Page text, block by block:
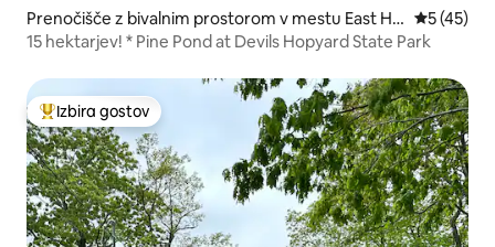
Prenočišče z bivalnim prostorom v mestu East Ha
ddam
5 (45)
15 hektarjev! * Pine Pond at Devils Hopyard State Park
Najbolj priljubljena prenočišča z značko »Izbira gostov«
Izbira gostov